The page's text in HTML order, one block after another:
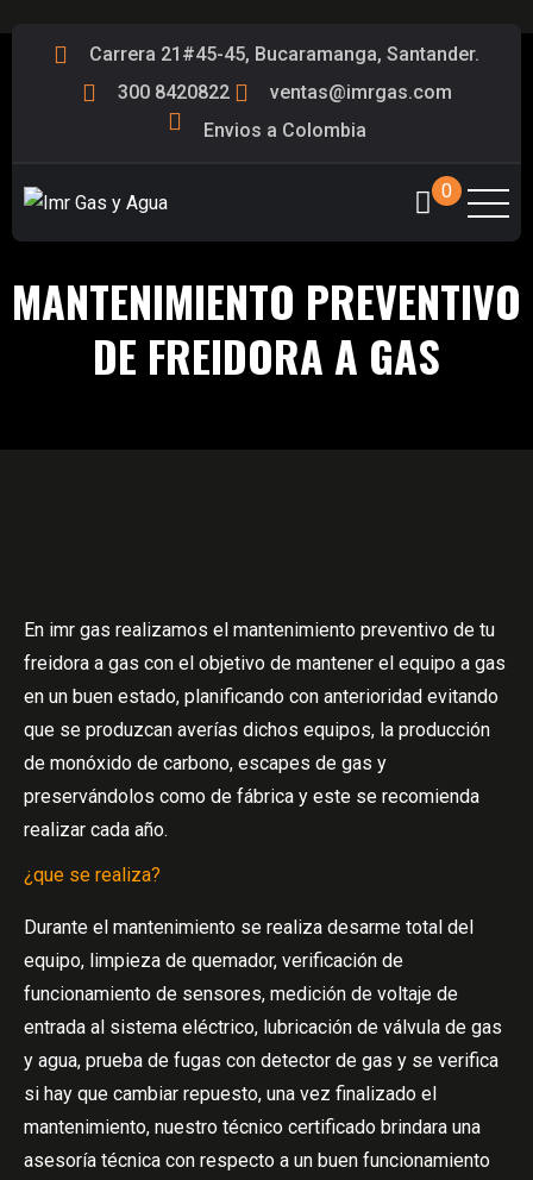
Carrera 21#45-45, Bucaramanga, Santander.
300 8420822
ventas@imrgas.com
Envios a Colombia
0
MANTENIMIENTO PREVENTIVO
DE FREIDORA A GAS
En imr gas realizamos el mantenimiento preventivo de tu
freidora a gas con el objetivo de mantener el equipo a gas
en un buen estado, planificando con anterioridad evitando
que se produzcan averías dichos equipos, la producción
de monóxido de carbono, escapes de gas y
preservándolos como de fábrica y este se recomienda
realizar cada año.
¿que se realiza?
Durante el mantenimiento se realiza desarme total del
equipo, limpieza de quemador, verificación de
funcionamiento de sensores, medición de voltaje de
entrada al sistema eléctrico, lubricación de válvula de gas
y agua, prueba de fugas con detector de gas y se verifica
si hay que cambiar repuesto, una vez finalizado el
mantenimiento, nuestro técnico certificado brindara una
asesoría técnica con respecto a un buen funcionamiento